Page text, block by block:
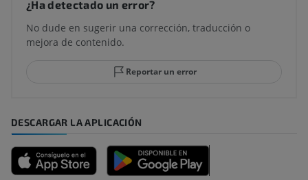
¿Ha detectado un error?
No dude en sugerir una corrección, traducción o
mejora de contenido.
Reportar un error
DESCARGAR LA APLICACIÓN